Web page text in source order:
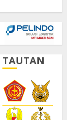
TAUTAN